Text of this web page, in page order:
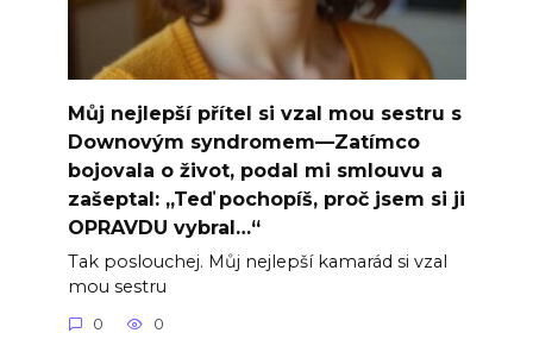
Můj nejlepší přítel si vzal mou sestru s
Downovým syndromem—Zatímco
bojovala o život, podal mi smlouvu a
zašeptal: „Teď pochopíš, proč jsem si ji
OPRAVDU vybral…“
Tak poslouchej. Můj nejlepší kamarád si vzal
mou sestru
0 0